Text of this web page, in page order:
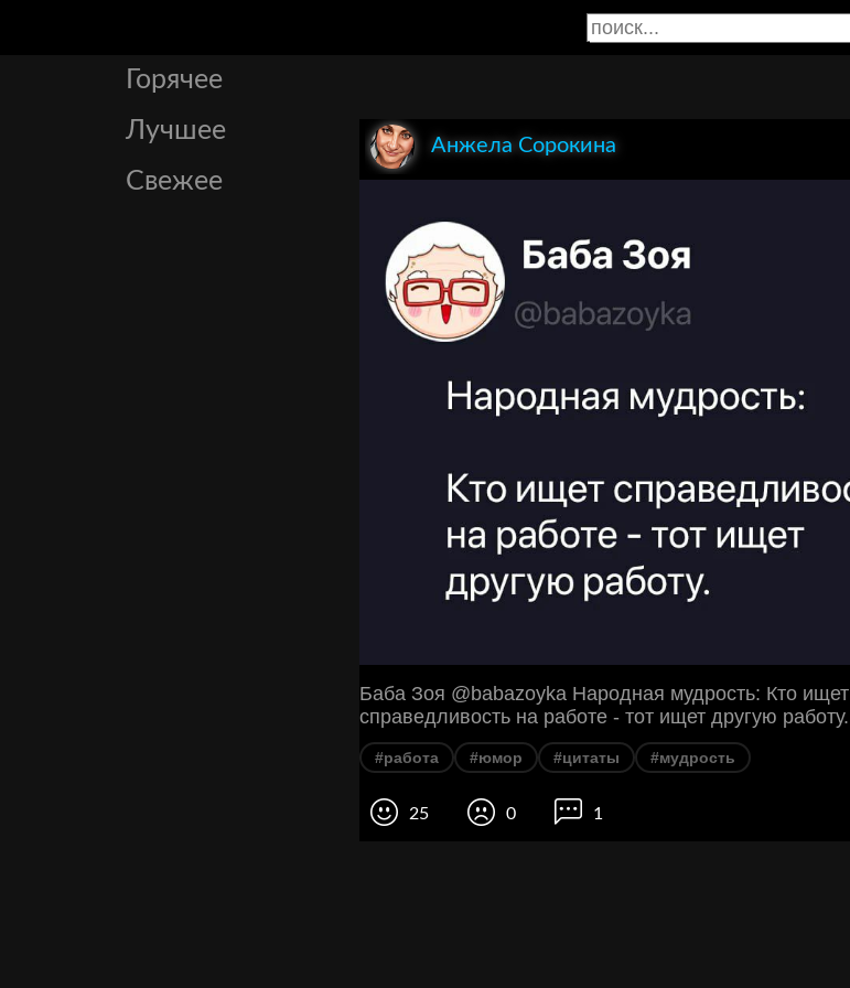
Горячее
Лучшее
Свежее
Анжела Сорокина
Баба Зоя @babazoyka Народная мудрость: Кто ищет
справедливость на работе - тот ищет другую работу.
#работа #юмор #цитаты #мудрость
25 0 1